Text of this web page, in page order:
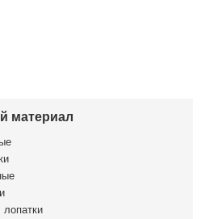
материал
лопатки